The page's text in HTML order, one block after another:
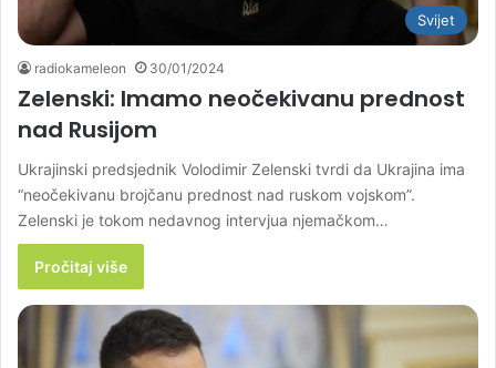
Svijet
radiokameleon 30/01/2024
Zelenski: Imamo neočekivanu prednost
nad Rusijom
Ukrajinski predsjednik Volodimir Zelenski tvrdi da Ukrajina ima
“neočekivanu brojčanu prednost nad ruskom vojskom”.
Zelenski je tokom nedavnog intervjua njemačkom…
Pročitaj više